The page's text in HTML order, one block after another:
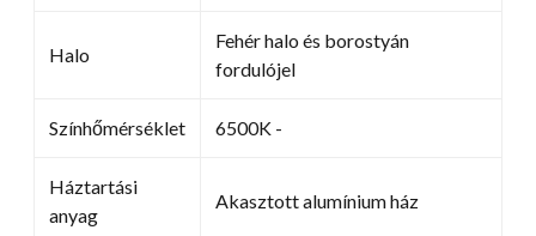
Halo
Fehér halo és borostyán
fordulójel
Színhőmérséklet 6500K -
Háztartási
anyag
Akasztott alumínium ház